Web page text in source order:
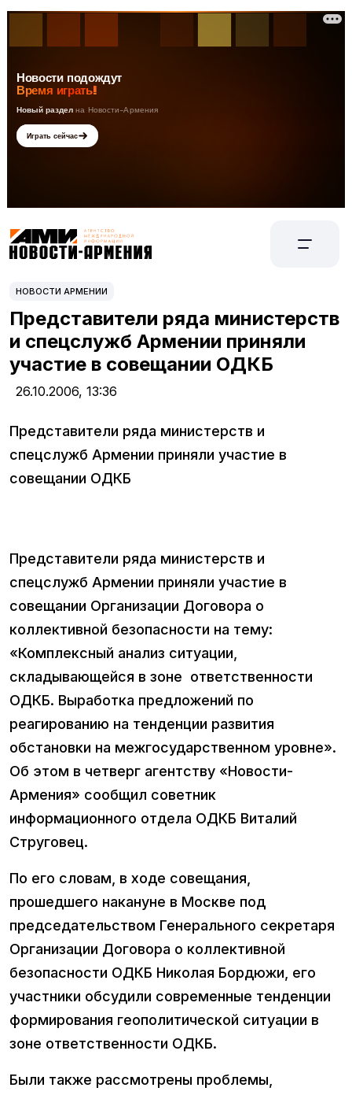
НОВОСТИ АРМЕНИИ
Представители ряда министерств
и спецслужб Армении приняли
участие в совещании ОДКБ
26.10.2006, 13:36
Представители ряда министерств и
спецслужб Армении приняли участие в
совещании ОДКБ
Представители ряда министерств и
спецслужб Армении приняли участие в
совещании Организации Договора о
коллективной безопасности на тему:
«Комплексный анализ ситуации,
складывающейся в зоне ответственности
ОДКБ. Выработка предложений по
реагированию на тенденции развития
обстановки на межгосударственном уровне».
Об этом в четверг агентству «Новости-
Армения» сообщил советник
информационного отдела ОДКБ Виталий
Струговец.
По его словам, в ходе совещания,
прошедшего накануне в Москве под
председательством Генерального секретаря
Организации Договора о коллективной
безопасности ОДКБ Николая Бордюжи, его
участники обсудили современные тенденции
формирования геополитической ситуации в
зоне ответственности ОДКБ.
Были также рассмотрены проблемы,